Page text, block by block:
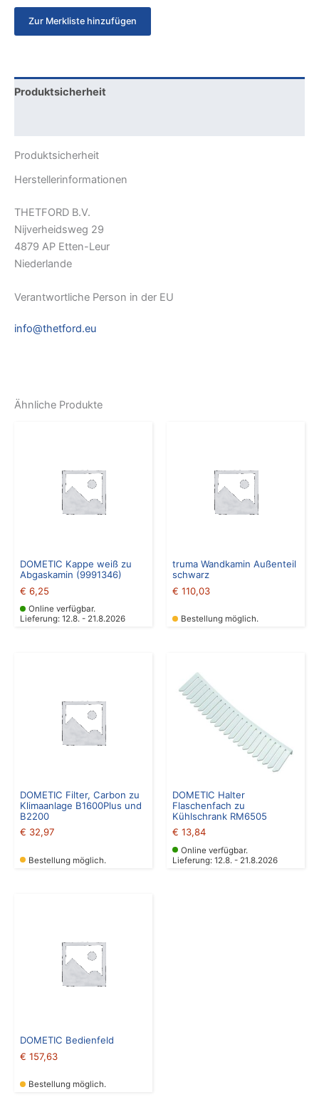
Zur Merkliste hinzufügen
Produktsicherheit
Produktsicherheit
Herstellerinformationen
THETFORD B.V.
Nijverheidsweg 29
4879 AP Etten-Leur
Niederlande
Verantwortliche Person in der EU
info@thetford.eu
Ähnliche Produkte
DOMETIC Kappe weiß zu
Abgaskamin (9991346)
€ 6,25
Online verfügbar.
Lieferung: 12.8. - 21.8.2026
truma Wandkamin Außenteil
schwarz
€ 110,03
Bestellung möglich.
DOMETIC Filter, Carbon zu
Klimaanlage B1600Plus und
B2200
€ 32,97
Bestellung möglich.
DOMETIC Halter
Flaschenfach zu
Kühlschrank RM6505
€ 13,84
Online verfügbar.
Lieferung: 12.8. - 21.8.2026
DOMETIC Bedienfeld
€ 157,63
Bestellung möglich.